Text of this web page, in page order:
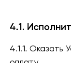
4.1.
4.1.1. Оказать